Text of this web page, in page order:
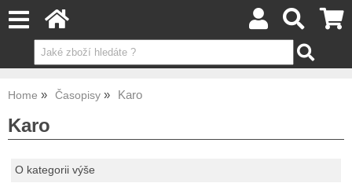
Home Časopisy Karo
Karo
O kategorii výše